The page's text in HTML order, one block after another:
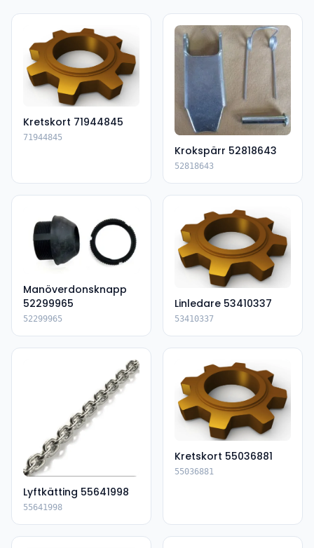
Kretskort 71944845
71944845
Krokspärr 52818643
52818643
Manöverdonsknapp
52299965
52299965
Linledare 53410337
53410337
Lyftkätting 55641998
55641998
Kretskort 55036881
55036881